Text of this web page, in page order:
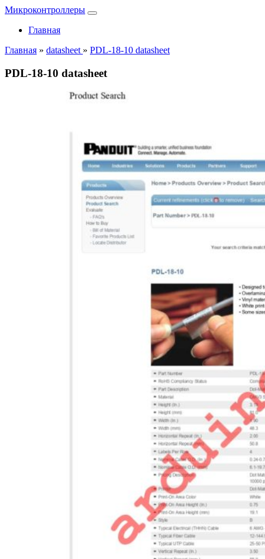
Микроконтроллеры
Главная
Главная » datasheet » PDL-18-10 datasheet
PDL-18-10 datasheet